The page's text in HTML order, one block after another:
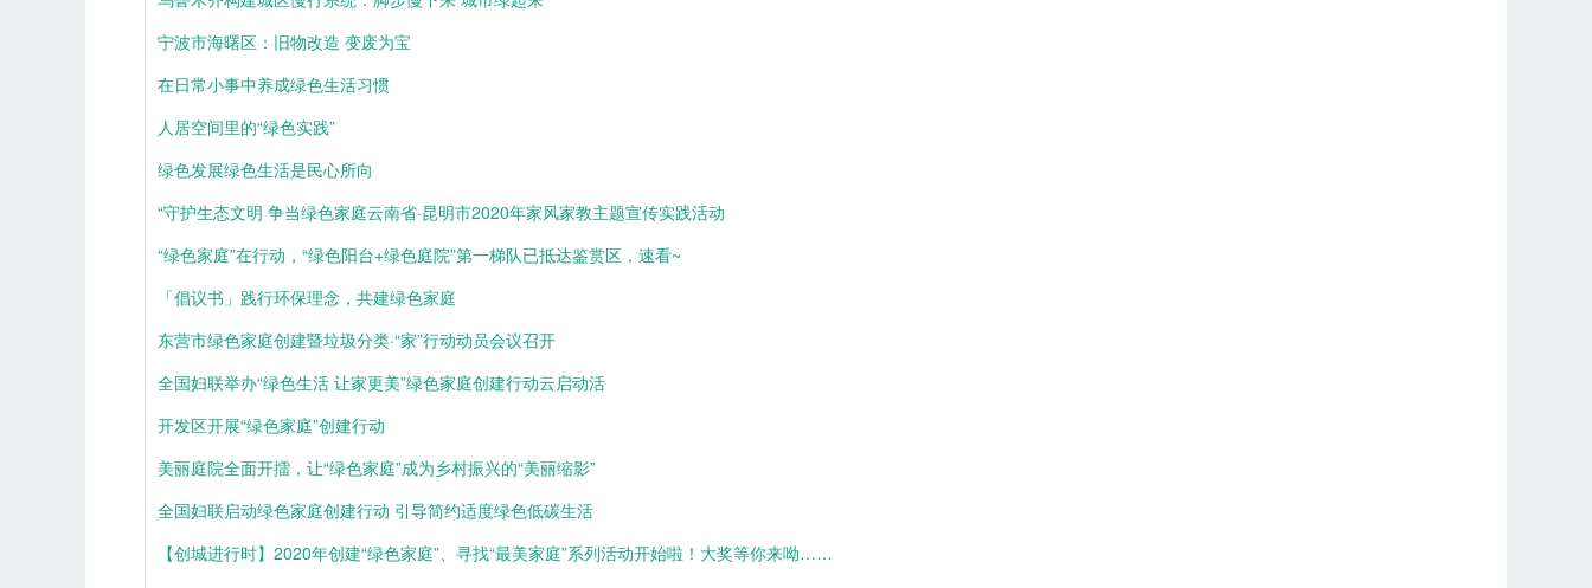
宁波市海曙区：旧物改造 变废为宝
在日常小事中养成绿色生活习惯
人居空间里的“绿色实践”
绿色发展绿色生活是民心所向
“守护生态文明 争当绿色家庭云南省·昆明市2020年家风家教主题宣传实践活动
“绿色家庭”在行动，“绿色阳台+绿色庭院”第一梯队已抵达鉴赏区，速看~
「倡议书」践行环保理念，共建绿色家庭
东营市绿色家庭创建暨垃圾分类·“家”行动动员会议召开
全国妇联举办“绿色生活 让家更美”绿色家庭创建行动云启动活
开发区开展“绿色家庭”创建行动
美丽庭院全面开擂，让“绿色家庭”成为乡村振兴的“美丽缩影”
全国妇联启动绿色家庭创建行动 引导简约适度绿色低碳生活
【创城进行时】2020年创建“绿色家庭”、寻找“最美家庭”系列活动开始啦！大奖等你来呦……